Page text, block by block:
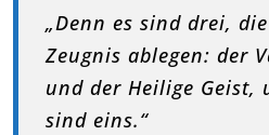
„Denn es sind drei,
Zeugnis ablegen: der
und der Heilige Geist,
sind eins.“